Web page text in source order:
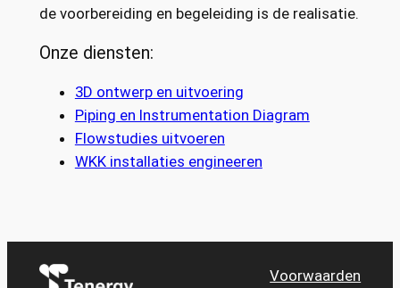
de voorbereiding en begeleiding is de realisatie.
Onze diensten:
3D ontwerp en uitvoering
Piping en Instrumentation Diagram
Flowstudies uitvoeren
WKK installaties engineeren
Voorwaarden